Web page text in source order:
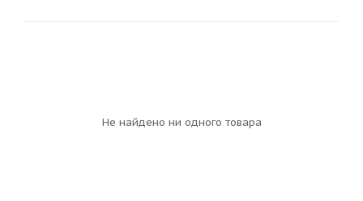
Не найдено ни одного товара